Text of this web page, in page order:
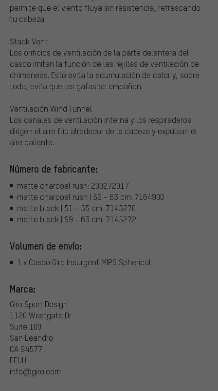
permite que el viento fluya sin resistencia, refrescando
tu cabeza.
Stack Vent
Los orificios de ventilación de la parte delantera del
casco imitan la función de las rejillas de ventilación de
chimeneas. Esto evita la acumulación de calor y, sobre
todo, evita que las gafas se empañen.
Ventilación Wind Tunnel
Los canales de ventilación interna y los respiraderos
dirigen el aire frío alrededor de la cabeza y expulsan el
aire caliente.
Número de fabricante:
matte charcoal rush: 200272017
matte charcoal rush | 59 - 63 cm: 7164900
matte black | 51 - 55 cm: 7145270
matte black | 59 - 63 cm: 7145272
Volumen de envío:
1 x Casco Giro Insurgent MIPS Spherical
Marca:
Giro Sport Design
1120 Westgate Dr
Suite 100
San Leandro
CA 94577
EEUU
info@giro.com